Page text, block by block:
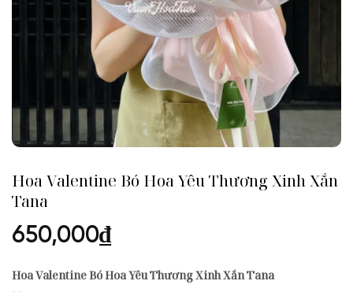
Hoa Valentine Bó Hoa Yêu Thương Xinh Xắn
Tana
650,000₫
Hoa Valentine Bó Hoa Yêu Thương Xinh Xắn Tana